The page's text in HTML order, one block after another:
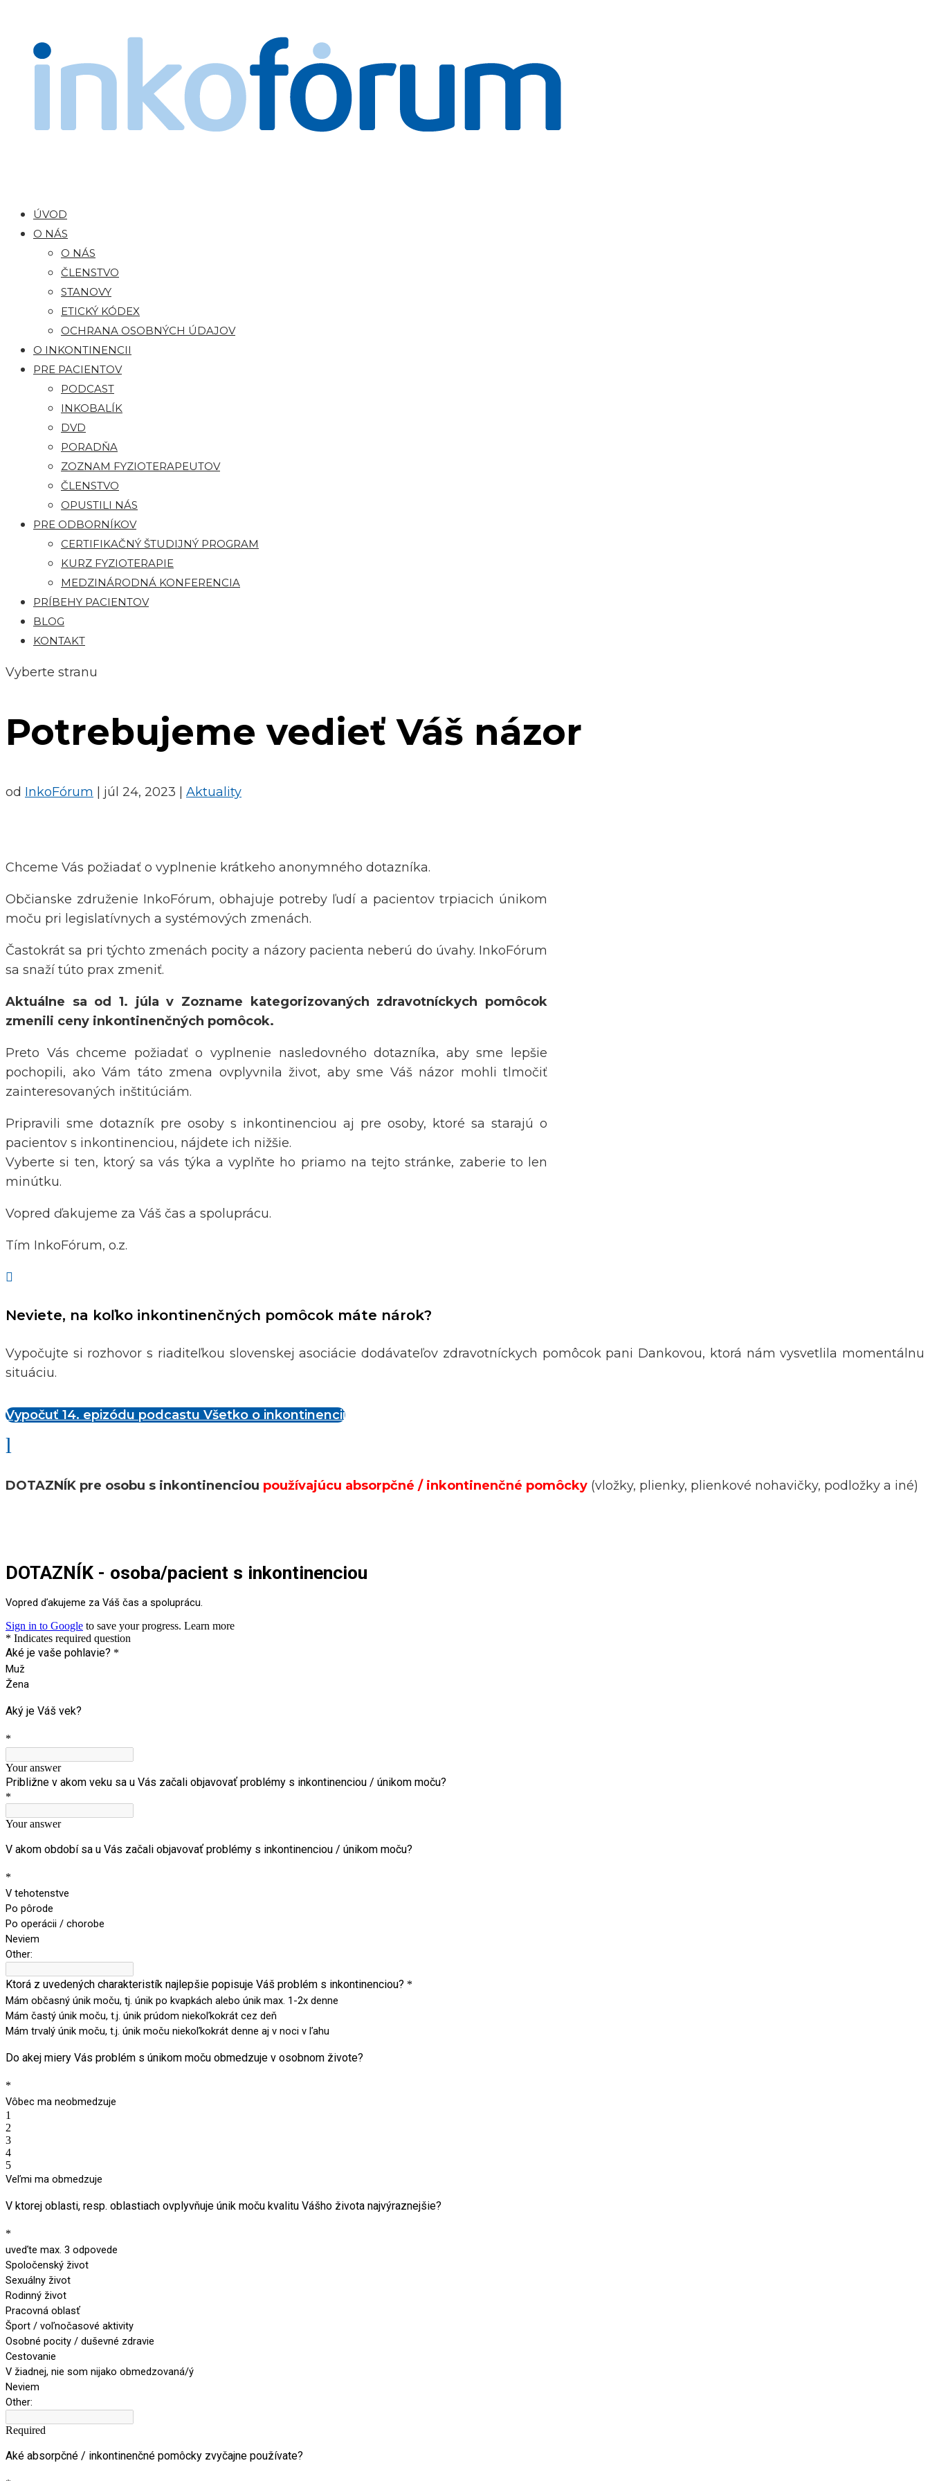
ÚVOD
O NÁS
O NÁS
ČLENSTVO
STANOVY
ETICKÝ KÓDEX
OCHRANA OSOBNÝCH ÚDAJOV
O INKONTINENCII
PRE PACIENTOV
PODCAST
INKOBALÍK
DVD
PORADŇA
ZOZNAM FYZIOTERAPEUTOV
ČLENSTVO
OPUSTILI NÁS
PRE ODBORNÍKOV
CERTIFIKAČNÝ ŠTUDIJNÝ PROGRAM
KURZ FYZIOTERAPIE
MEDZINÁRODNÁ KONFERENCIA
PRÍBEHY PACIENTOV
BLOG
KONTAKT
Vyberte stranu
Potrebujeme vedieť Váš názor
od InkoFórum júl 24, 2023 Aktuality
Chceme Vás požiadať o vyplnenie krátkeho anonymného dotazníka.
Občianske združenie InkoFórum, obhajuje potreby ľudí a pacientov trpiacich únikom
moču pri legislatívnych a systémových zmenách.
Častokrát sa pri týchto zmenách pocity a názory pacienta neberú do úvahy. InkoFórum
sa snaží túto prax zmeniť.
Aktuálne sa od 1. júla v Zozname kategorizovaných zdravotníckych pomôcok
zmenili ceny inkontinenčných pomôcok.
Preto Vás chceme požiadať o vyplnenie nasledovného dotazníka, aby sme lepšie
pochopili, ako Vám táto zmena ovplyvnila život, aby sme Váš názor mohli tlmočiť
zainteresovaných inštitúciám.
Pripravili sme dotazník pre osoby s inkontinenciou aj pre osoby, ktoré sa starajú o
pacientov s inkontinenciou, nájdete ich nižšie.
Vyberte si ten, ktorý sa vás týka a vyplňte ho priamo na tejto stránke, zaberie to len
minútku.
Vopred ďakujeme za Váš čas a spoluprácu.
Tím InkoFórum, o.z.

Neviete, na koľko inkontinenčných pomôcok máte nárok?
Vypočujte si rozhovor s riaditeľkou slovenskej asociácie dodávateľov zdravotníckych pomôcok pani Dankovou, ktorá nám vysvetlila momentálnu
situáciu.
Vypočuť 14. epizódu podcastu Všetko o inkontinencii
l
DOTAZNÍK pre osobu s inkontinenciou používajúcu absorpčné / inkontinenčné pomôcky (vložky, plienky, plienkové nohavičky, podložky a iné)